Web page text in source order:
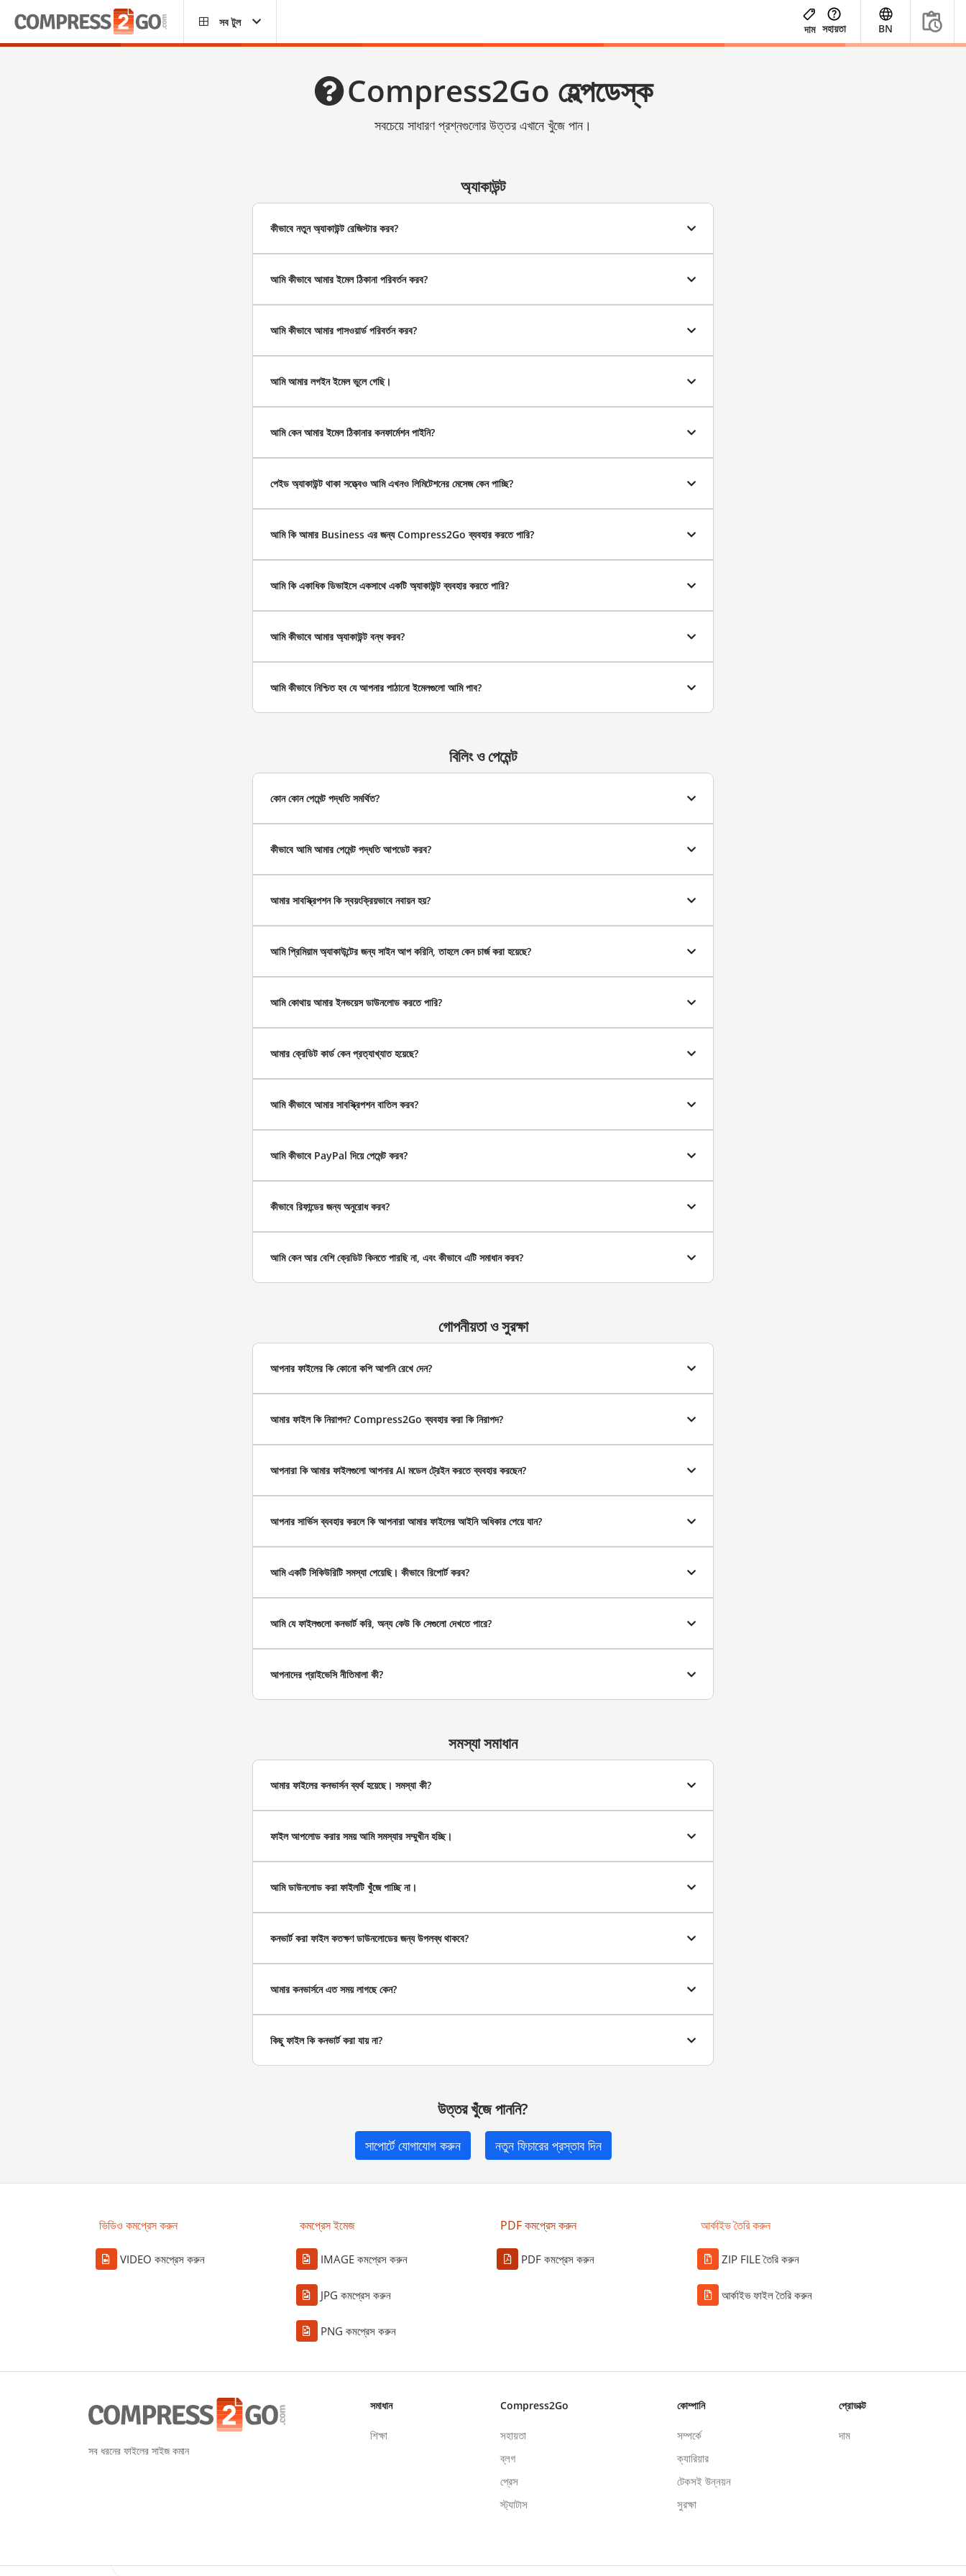
সব টুল
দাম সহায়তা BN
Compress2Go হেল্পডেস্ক
সবচেয়ে সাধারণ প্রশ্নগুলোর উত্তর এখানে খুঁজে পান।
অ্যাকাউন্ট
কীভাবে নতুন অ্যাকাউন্ট রেজিস্টার করব?
আমি কীভাবে আমার ইমেল ঠিকানা পরিবর্তন করব?
আমি কীভাবে আমার পাসওয়ার্ড পরিবর্তন করব?
আমি আমার লগইন ইমেল ভুলে গেছি।
আমি কেন আমার ইমেল ঠিকানার কনফার্মেশন পাইনি?
পেইড অ্যাকাউন্ট থাকা সত্ত্বেও আমি এখনও লিমিটেশনের মেসেজ কেন পাচ্ছি?
আমি কি আমার Business এর জন্য Compress2Go ব্যবহার করতে পারি?
আমি কি একাধিক ডিভাইসে একসাথে একটি অ্যাকাউন্ট ব্যবহার করতে পারি?
আমি কীভাবে আমার অ্যাকাউন্ট বন্ধ করব?
আমি কীভাবে নিশ্চিত হব যে আপনার পাঠানো ইমেলগুলো আমি পাব?
বিলিং ও পেমেন্ট
কোন কোন পেমেন্ট পদ্ধতি সমর্থিত?
কীভাবে আমি আমার পেমেন্ট পদ্ধতি আপডেট করব?
আমার সাবস্ক্রিপশন কি স্বয়ংক্রিয়ভাবে নবায়ন হয়?
আমি প্রিমিয়াম অ্যাকাউন্টের জন্য সাইন আপ করিনি, তাহলে কেন চার্জ করা হয়েছে?
আমি কোথায় আমার ইনভয়েস ডাউনলোড করতে পারি?
আমার ক্রেডিট কার্ড কেন প্রত্যাখ্যাত হয়েছে?
আমি কীভাবে আমার সাবস্ক্রিপশন বাতিল করব?
আমি কীভাবে PayPal দিয়ে পেমেন্ট করব?
কীভাবে রিফান্ডের জন্য অনুরোধ করব?
আমি কেন আর বেশি ক্রেডিট কিনতে পারছি না, এবং কীভাবে এটি সমাধান করব?
গোপনীয়তা ও সুরক্ষা
আপনার ফাইলের কি কোনো কপি আপনি রেখে দেন?
আমার ফাইল কি নিরাপদ? Compress2Go ব্যবহার করা কি নিরাপদ?
আপনারা কি আমার ফাইলগুলো আপনার AI মডেল ট্রেইন করতে ব্যবহার করছেন?
আপনার সার্ভিস ব্যবহার করলে কি আপনারা আমার ফাইলের আইনি অধিকার পেয়ে যান?
আমি একটি সিকিউরিটি সমস্যা পেয়েছি। কীভাবে রিপোর্ট করব?
আমি যে ফাইলগুলো কনভার্ট করি, অন্য কেউ কি সেগুলো দেখতে পারে?
আপনাদের প্রাইভেসি নীতিমালা কী?
সমস্যা সমাধান
আমার ফাইলের কনভার্সন ব্যর্থ হয়েছে। সমস্যা কী?
ফাইল আপলোড করার সময় আমি সমস্যার সম্মুখীন হচ্ছি।
আমি ডাউনলোড করা ফাইলটি খুঁজে পাচ্ছি না।
কনভার্ট করা ফাইল কতক্ষণ ডাউনলোডের জন্য উপলব্ধ থাকবে?
আমার কনভার্সনে এত সময় লাগছে কেন?
কিছু ফাইল কি কনভার্ট করা যায় না?
উত্তর খুঁজে পাননি?
সাপোর্টে যোগাযোগ করুন নতুন ফিচারের প্রস্তাব দিন
ভিডিও কমপ্রেস করুন
VIDEO কমপ্রেস করুন
কমপ্রেস ইমেজ
IMAGE কমপ্রেস করুন
JPG কমপ্রেস করুন
PNG কমপ্রেস করুন
PDF কমপ্রেস করুন
PDF কমপ্রেস করুন
আর্কাইভ তৈরি করুন
ZIP FILE তৈরি করুন
আর্কাইভ ফাইল তৈরি করুন
সব ধরনের ফাইলের সাইজ কমান
সমাধান
শিক্ষা
Compress2Go
সহায়তা
ব্লগ
প্রেস
স্ট্যাটাস
কোম্পানি
সম্পর্কে
ক্যারিয়ার
টেকসই উন্নয়ন
সুরক্ষা
প্রোডাক্ট
দাম